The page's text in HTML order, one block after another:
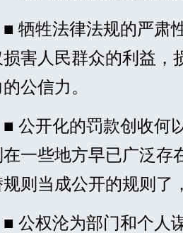
牲法律法规的严肃性
害人民群众的利益，
公信力。
开化的罚款创收何以
一些地方早已广泛存
则当成公开的规则了
权沦为部门和个人谋